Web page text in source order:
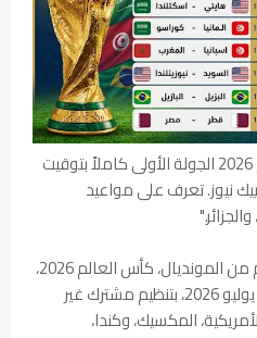
تابع جدول مباريات كأس العالم 2026 الجولة الأولى كاملاً بتوقيت
نيوز. تعرف على مواعيد
تنطلق النسخة التاريخية والأضخم من المونديال، كأس العالم 2026،
الممتدة من 11 يونيو وحتى 19 يوليو 2026، بتنظيم مشترك غير
المكسيك، وكندا،